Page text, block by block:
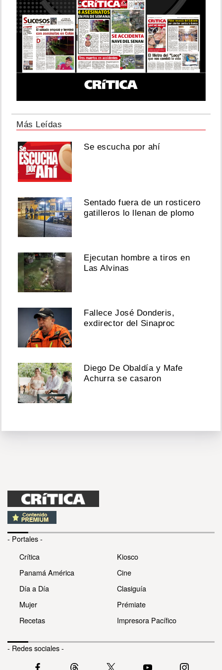
Más Leídas
Se escucha por ahí
Sentado fuera de un rosticero
gatilleros lo llenan de plomo
Ejecutan hombre a tiros en
Las Alvinas
Fallece José Donderis,
exdirector del Sinaproc
Diego De Obaldía y Mafe
Achurra se casaron
- Portales -
Crítica
Panamá América
Día a Día
Mujer
Recetas
Kiosco
Cine
Clasiguía
Prémiate
Impresora Pacífico
- Redes sociales -